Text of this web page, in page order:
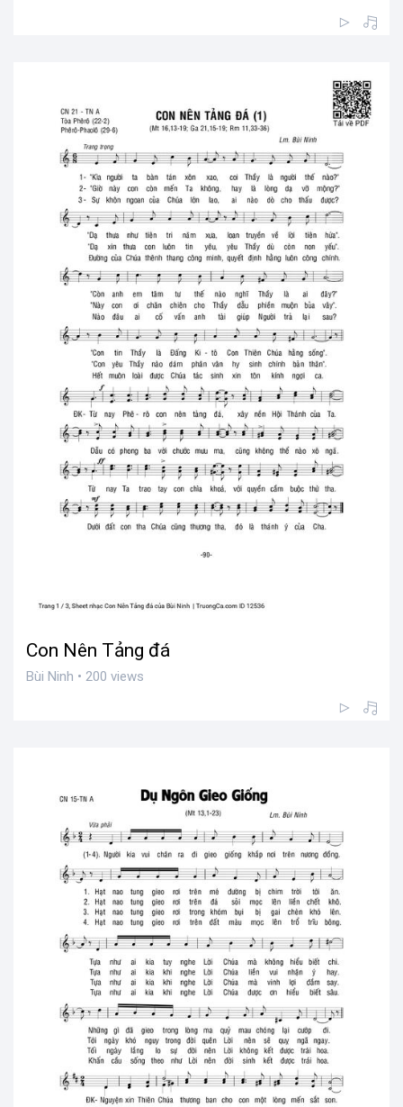
Con Nên Tảng đá
Bùi Ninh • 200 views